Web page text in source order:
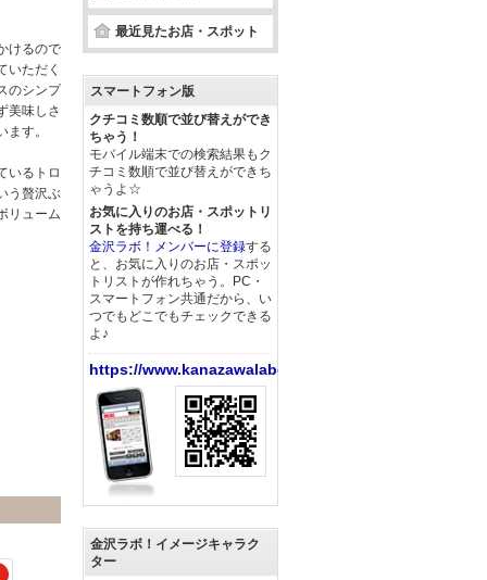
けるので
いただく
のシンプ
美味しさ
す。
いるトロ
う贅沢ぶ
リューム
最近見たお店・スポット
スマートフォン版
クチコミ数順で並び替えができ
ちゃう！
モバイル端末での検索結果もク
チコミ数順で並び替えができち
ゃうよ☆
お気に入りのお店・スポットリ
ストを持ち運べる！
金沢ラボ！メンバーに登録する
と、お気に入りのお店・スポッ
トリストが作れちゃう。PC・
スマートフォン共通だから、い
つでもどこでもチェックできる
よ♪
https://www.kanazawalabo.net/
金沢ラボ！イメージキャラク
ター